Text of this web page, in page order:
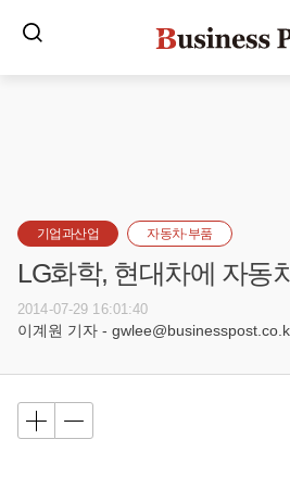
기업과산업 자동차·부품
LG화학, 현대차에 자동
2014-07-29 16:01:40
이계원 기자 -